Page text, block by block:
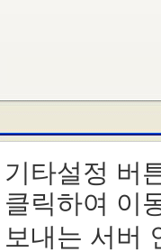
기타설정 버
클릭하여 이
보내는 서버